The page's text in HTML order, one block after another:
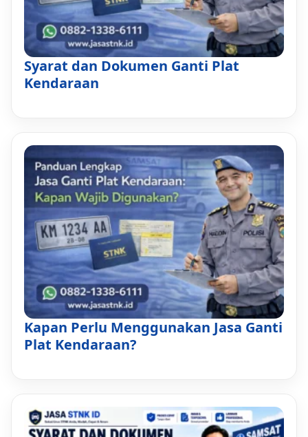
Syarat dan Dokumen Ganti Plat
Kendaraan
Kapan Perlu Menggunakan Jasa Ganti
Plat Kendaraan?